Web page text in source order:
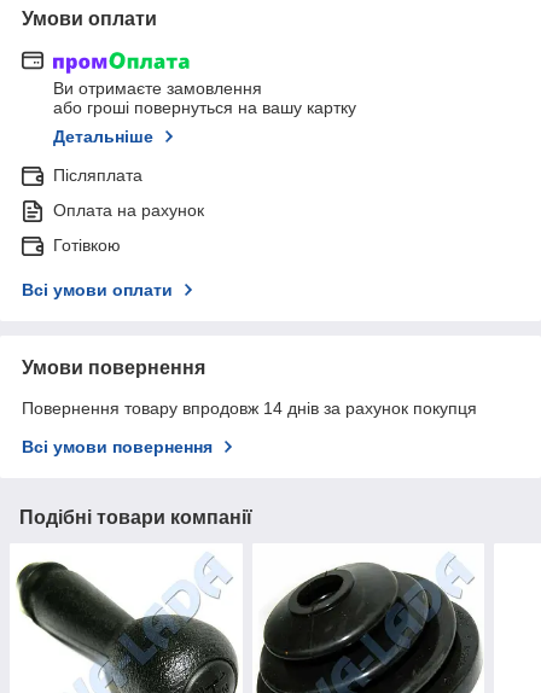
Умови оплати
Ви отримаєте замовлення
або гроші повернуться на вашу картку
Детальніше
Післяплата
Оплата на рахунок
Готівкою
Всі умови оплати
Умови повернення
Повернення товару впродовж 14 днів за рахунок покупця
Всі умови повернення
Подібні товари компанії